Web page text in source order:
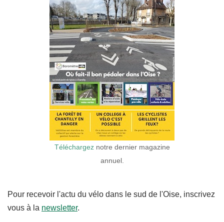
Téléchargeznotre dernier magazine
annuel.
Pour recevoir l'actu du vélo dans le sud de l'Oise, inscrivez
vous à la newsletter.